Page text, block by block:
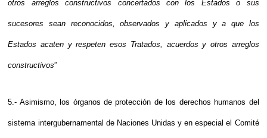
otros arreglos constructivos concertados con los Estados o sus
sucesores sean reconocidos, observados y aplicados y a que los
Estados acaten y respeten esos Tratados, acuerdos y otros arreglos
constructivos”
5.- Asimismo, los órganos de protección de los derechos humanos del
sistema intergubernamental de Naciones Unidas y en especial el Comité